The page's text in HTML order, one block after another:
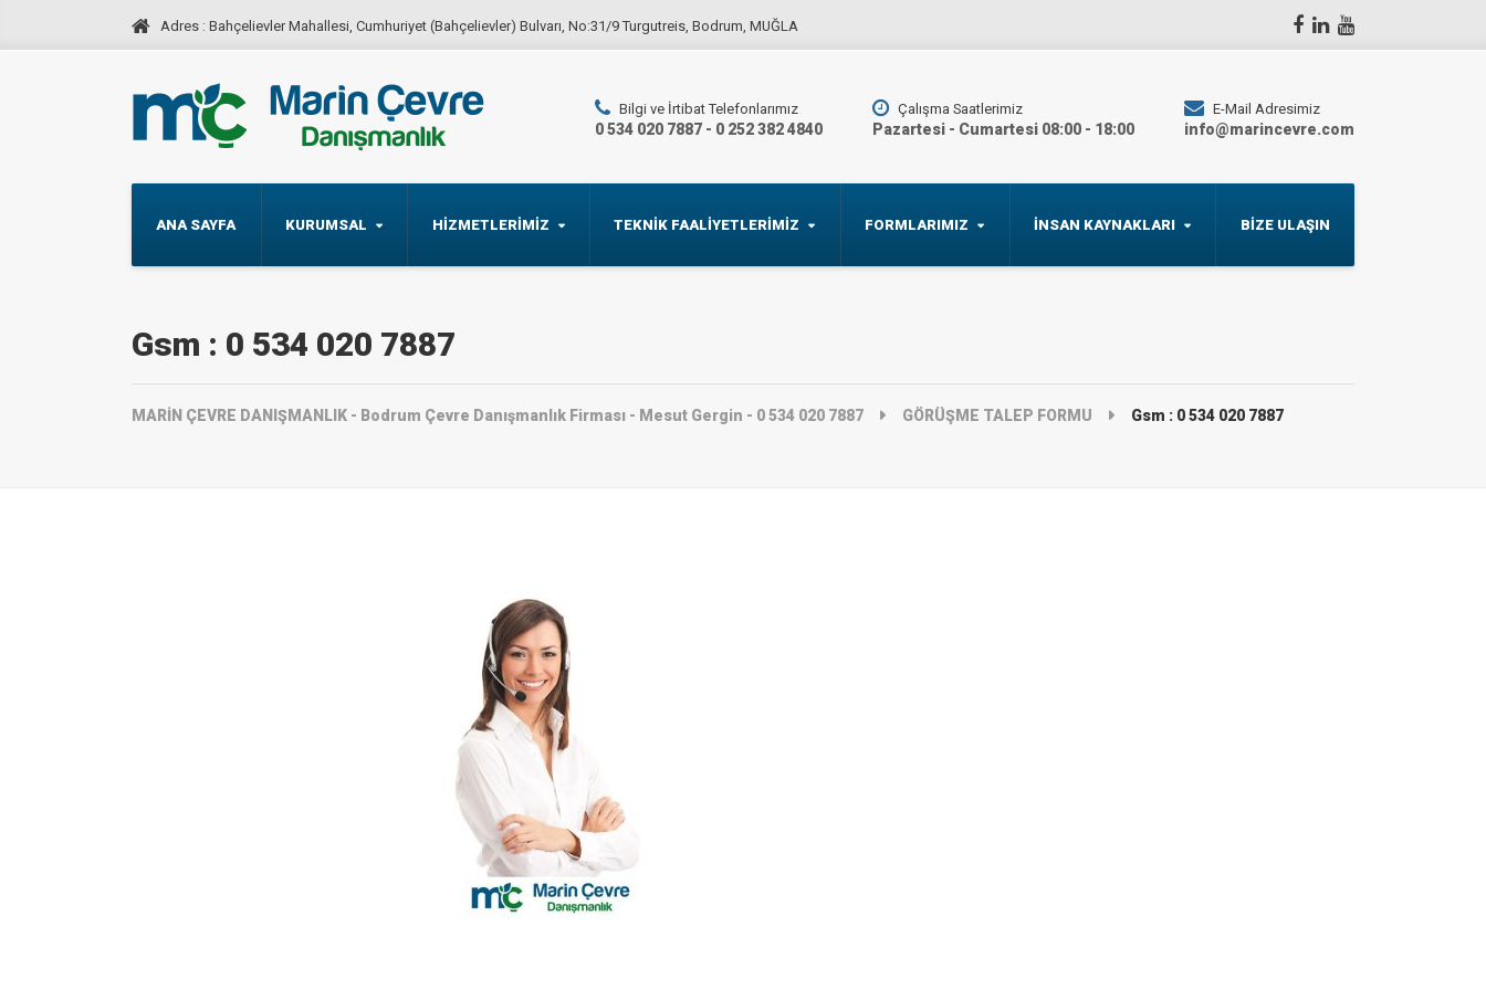
Adres : Bahçelievler Mahallesi, Cumhuriyet (Bahçelievler) Bulvarı, No:31/9 Turgutreis, Bodrum, MUĞLA
ANA SAYFA KURUMSAL HİZMETLERİMİZ TEKNİK FAALİYETLERİMİZ FORMLARIMIZ İNSAN KAYNAKLARI BİZE ULAŞIN
Bilgi ve İrtibat Telefonlarımız
0 534 020 7887 - 0 252 382 4840
Çalışma Saatlerimiz
Pazartesi - Cumartesi 08:00 - 18:00
E-Mail Adresimiz
info@marincevre.com
Gsm : 0 534 020 7887
MARİN ÇEVRE DANIŞMANLIK - Bodrum Çevre Danışmanlık Firması - Mesut Gergin - 0 534 020 7887 GÖRÜŞME TALEP FORMU Gsm : 0 534 020 7887